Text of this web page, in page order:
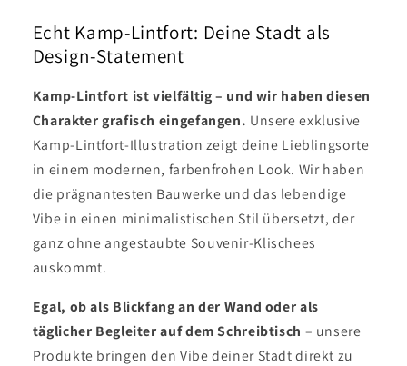
Echt Kamp-Lintfort: Deine Stadt als
Design-Statement
Kamp-Lintfort ist vielfältig – und wir haben diesen
Charakter grafisch eingefangen. Unsere exklusive
Kamp-Lintfort-Illustration zeigt deine Lieblingsorte
in einem modernen, farbenfrohen Look. Wir haben
die prägnantesten Bauwerke und das lebendige
Vibe in einen minimalistischen Stil übersetzt, der
ganz ohne angestaubte Souvenir-Klischees
auskommt.
Egal, ob als Blickfang an der Wand oder als
täglicher Begleiter auf dem Schreibtisch – unsere
Produkte bringen den Vibe deiner Stadt direkt zu